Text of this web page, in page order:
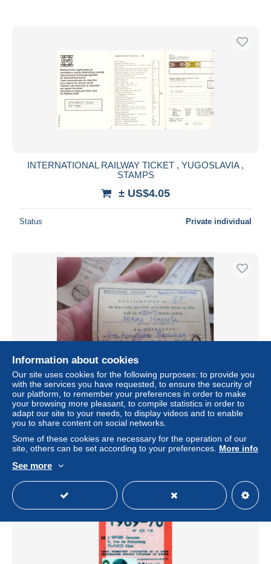
INTERNATIONAL RAILWAY TICKET , YUGOSLAVIA ,
STAMPS
± US$4.05
Status Private individual
Putnicki Voz passenger train monthly card Banatsko
Arandjelovo + legitimacija train
± US$13.87
Status Private individual
Information about cookies
Our site uses cookies for the following purposes: to provide you
with the services you have requested, to ensure the security of
our platform, to remember your preferences in order to make
your browsing more pleasant, to compile statistics in order to
adapt our site to your needs, to display videos and to enable
you to share content on social networks.
Some of these cookies are necessary for the operation of our
site, others can be set according to your preferences. More info
See more